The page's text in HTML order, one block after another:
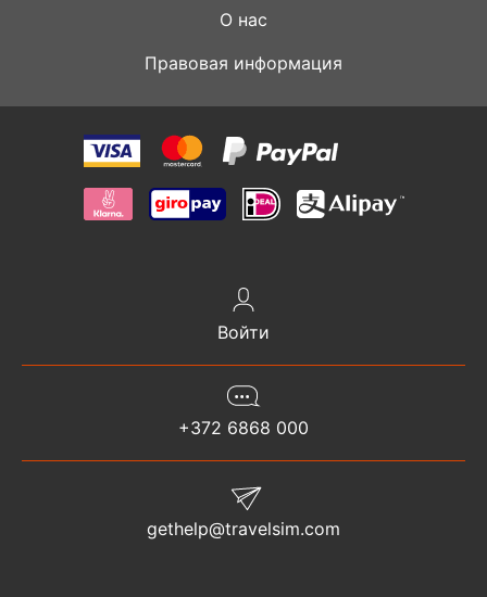
О нас
Правовая информация
Войти
+372 6868 000
gethelp@travelsim.com